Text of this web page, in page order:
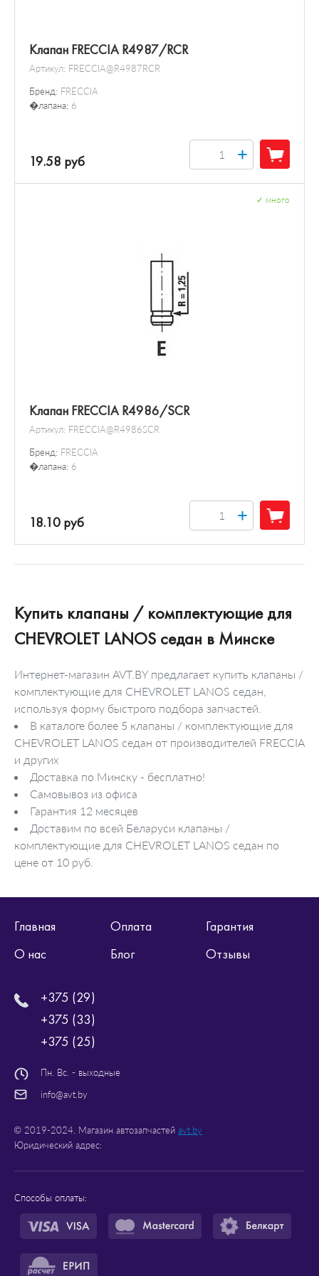
Клапан FRECCIA R4987/RCR
Артикул: FRECCIA@R4987RCR
Бренд: FRECCIA
�лапана: 6
19.58 руб +
Клапан FRECCIA R4986/SCR
Артикул: FRECCIA@R4986SCR
Бренд: FRECCIA
�лапана: 6
много
18.10 руб +
Купить клапаны / комплектующие для
CHEVROLET LANOS седан в Минске
Интернет-магазин AVT.BY предлагает купить клапаны /
комплектующие для CHEVROLET LANOS седан,
используя форму быстрого подбора запчастей.
В каталоге более 5 клапаны / комплектующие для
CHEVROLET LANOS седан от производителей FRECCIA
и других
Доставка по Минску - бесплатно!
Самовывоз из офиса
Гарантия 12 месяцев
Доставим по всей Беларуси клапаны /
комплектующие для CHEVROLET LANOS седан по
цене от 10 руб.
Главная Оплата
Гарантия
О нас
Блог Отзывы
+375 (29)
+375 (33)
+375 (25)
Пн. Вс. - выходные
info@avt.by
© 2019-2024. Магазин автозапчастей avt.by
Юридический адрес:
Способы оплаты: